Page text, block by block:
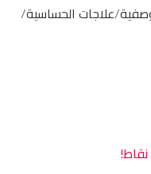
علاجات الحساسية
نقاط!